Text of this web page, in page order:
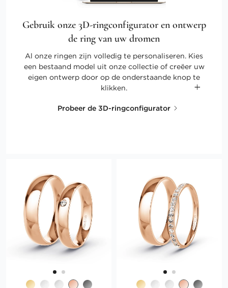
Gebruik onze 3D-ringconfigurator en ontwerp
de ring van uw dromen
Al onze ringen zijn volledig te personaliseren. Kies
een bestaand model uit onze collectie of creëer uw
eigen ontwerp door op de onderstaande knop te
klikken.
Probeer de 3D-ringconfigurator